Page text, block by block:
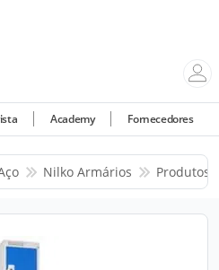
Academy Fornecedores
Nilko Armários Produtos